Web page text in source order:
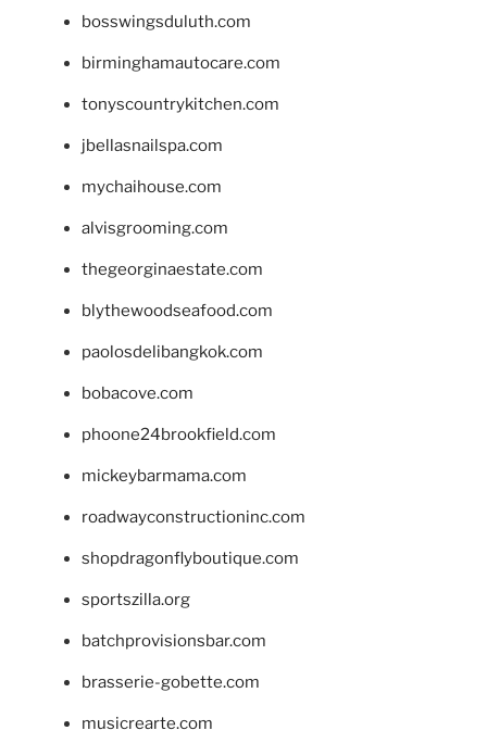
bosswingsduluth.com
birminghamautocare.com
tonyscountrykitchen.com
jbellasnailspa.com
mychaihouse.com
alvisgrooming.com
thegeorginaestate.com
blythewoodseafood.com
paolosdelibangkok.com
bobacove.com
phoone24brookfield.com
mickeybarmama.com
roadwayconstructioninc.com
shopdragonflyboutique.com
sportszilla.org
batchprovisionsbar.com
brasserie-gobette.com
musicrearte.com